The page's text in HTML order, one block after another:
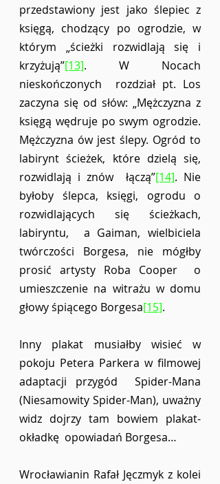
przedstawiony jest jako ślepiec z
księgą, chodzący po ogrodzie, w
którym „ścieżki rozwidlają się i
krzyżują”[13]. W Nocach
nieskończonych  rozdział pt. Los
zaczyna się od słów: „Mężczyzna z
księgą wędruje po swym ogrodzie.
Mężczyzna ów jest ślepy. Ogród to
labirynt ścieżek, które dzielą się,
rozwidlają i znów  łączą”[14]. Nie
byłoby ślepca, księgi, ogrodu o
rozwidlających się ścieżkach,
labiryntu,  a Gaiman, wielbiciela
twórczości Borgesa, nie mógłby
prosić artysty Roba Cooper  o
umieszczenie na witrażu w domu
głowy śpiącego Borgesa[15].
Inny plakat musiałby wisieć w
pokoju Petera Parkera w filmowej
adaptacji przygód  Spider-Mana
(Niesamowity Spider-Man), uważny
widz dojrzy tam bowiem plakat-
okładkę  opowiadań Borgesa…
Wrocławianin Rafał Jęczmyk z kolei